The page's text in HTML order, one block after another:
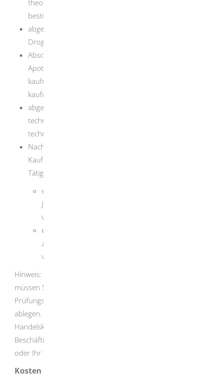
theoretischem und praktischem Unterricht in
bestimmten Grundfächern (§15 Arzneimittelgesetz)
abgeschlossene Ausbildung als Drogistin oder
Drogist
Abschlussprüfung als Apothekenhelferin oder
Apothekenhelfer beziehungsweise pharmazeutisch-
kaufmännische Angestellte oder pharmazeutisch-
kaufmännischer Angestellter
abgeschlossene Ausbildung als pharmazeutisch-
technische Assistentin oder pharmazeutisch-
technischer Assistent
Nachweis, dass Sie vor 1978 nach Ablegung der
Kaufmannsgehilfenprüfung eine der folgenden
Tätigkeiten ausgeübt haben:
eine praktische Tätigkeit von mindestens drei
Jahren in einem Handelsbetrieb mit frei
verkäuflichen Arzneimitteln oder
eine fünfjährige kaufmännische Tätigkeit, davon
zwei Jahre in leitender Funktion, mit frei
verkäuflichen Arzneimitteln
Hinweis: Können Sie diese Nachweise nicht erbringen,
müssen Sie eine Sachkenntnisprüfung vor einem
Prüfungsausschuss einer Industrie- und Handelskammer
ablegen. Sie müssen sich bei der Industrie- und
Handelskammer anmelden, in deren Bezirk Ihr
Beschäftigungsort oder Ihre Aus- oder Fortbildungsstätte
oder Ihr Wohnort liegt.
Kosten